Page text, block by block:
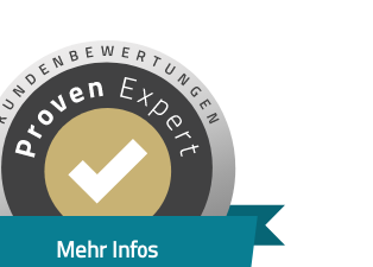
Mehr Infos